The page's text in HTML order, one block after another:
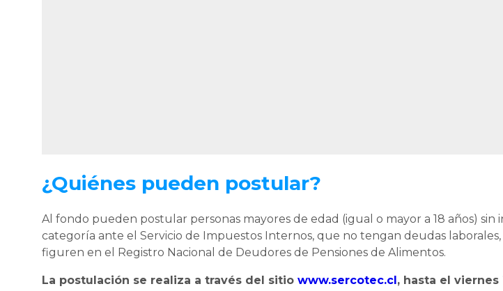
¿Quiénes pueden postular?
Al fondo pueden postular personas mayores de edad (igual o mayor a 18 años) sin
categoría ante el Servicio de Impuestos Internos, que no tengan deudas
figuren en el Registro Nacional de Deudores de Pensiones de Alimentos.
La postulación se realiza a través del sitio www.sercotec.cl, hasta el viernes